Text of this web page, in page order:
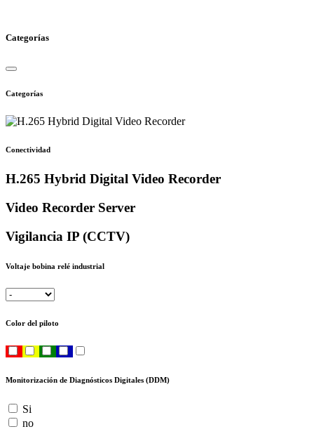
Categorías
Categorías
Conectividad
H.265 Hybrid Digital Video Recorder
Video Recorder Server
Vigilancia IP (CCTV)
Voltaje bobina relé industrial
Color del piloto
Monitorización de Diagnósticos Digitales (DDM)
Si
no